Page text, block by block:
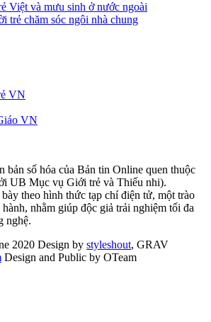
Việt và mưu sinh ở nước ngoài
trẻ chăm sóc ngôi nhà chung
VN
VN
bản số hóa của Bản tin Online quen thuộc
UB Mục vụ Giới trẻ và Thiếu nhi).
theo hình thức tạp chí điện tử, một trào
nhằm giúp độc giả trải nghiệm tối đa
nghệ.
2020 Design by styleshout, GRAV
Design and Public by OTeam